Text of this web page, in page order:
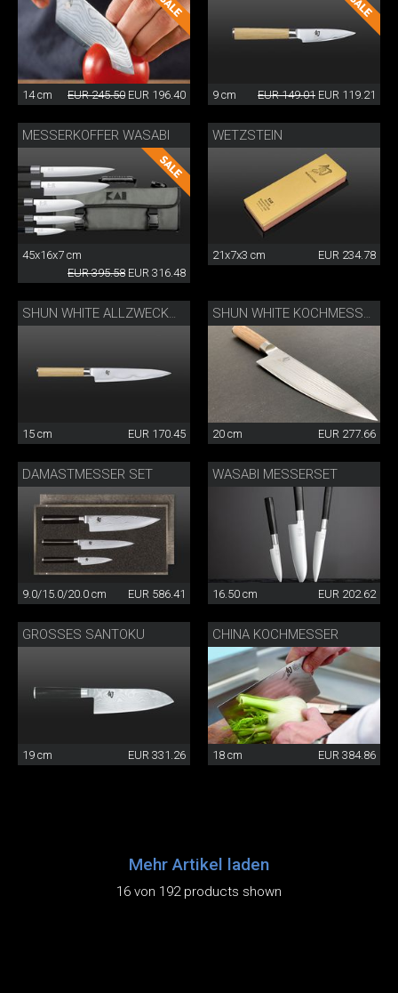
14 cm EUR 245.50 EUR 196.40 9 cm EUR 149.01 EUR 119.21
MESSERKOFFER WASABI
45x16x7 cm
EUR 395.58 EUR 316.48
WETZSTEIN
21x7x3 cm EUR 234.78
SHUN WHITE ALLZWECKMESSER
15 cm EUR 170.45
SHUN WHITE KOCHMESSER
20 cm EUR 277.66
DAMASTMESSER SET
9.0/15.0/20.0 cm EUR 586.41
WASABI MESSERSET
16.50 cm EUR 202.62
GROSSES SANTOKU
19 cm EUR 331.26
CHINA KOCHMESSER
18 cm EUR 384.86
Mehr Artikel laden
16 von 192 products shown